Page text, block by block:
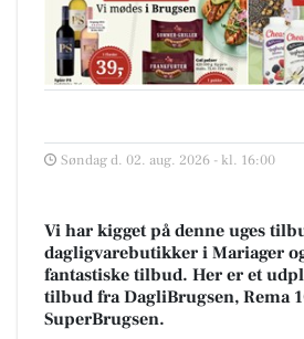
Søndag d. 02. aug. 2026 - kl. 16:00
Vi har kigget på denne uges
dagligvarebutikker i Mariager
fantastiske tilbud. Her er et
tilbud fra DagliBrugsen, Rema
SuperBrugsen.